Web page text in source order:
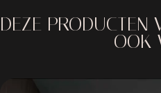
DEZE PRODUCTEN
OOK